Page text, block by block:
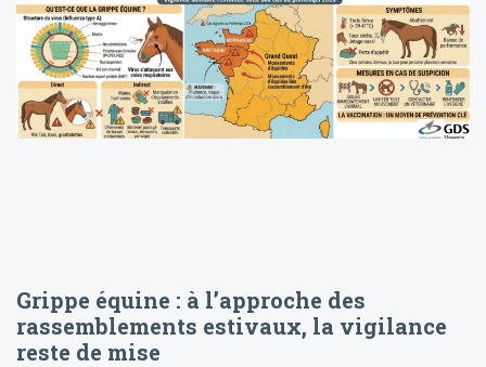
Grippe équine : à l’approche des
rassemblements estivaux, la vigilance
reste de mise